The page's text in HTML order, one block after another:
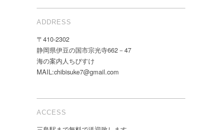
ADDRESS
〒410-2302
静岡県伊豆の国市宗光寺662－47
海の案内人ちびすけ
MAIL:chibisuke7@gmail.com
ACCESS